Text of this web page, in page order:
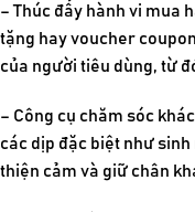
– Thúc đẩy hành vi mua
tặng hay voucher
của người tiêu dùng, từ
– Công cụ chăm sóc
các dịp đặc biệt như
thiện cảm và giữ chân